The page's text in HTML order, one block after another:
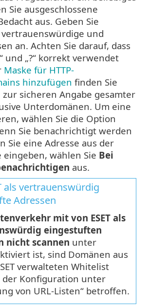
Sie ausgeschlossene
aus. Geben Sie
und
an. Achten Sie darauf, dass
und „?“ korrekt verwendet
Maske für HTTP-
hinzufügen finden Sie
sicheren Angabe gesamter
Unterdomänen. Um eine
wählen Sie die Option
Sie benachrichtigt werden
Sie eine Adresse aus der
wählen Sie Bei
aus.
als vertrauenswürdig
Adressen
mit von ESET als
eingestuften
nicht scannen unter
ist, sind Domänen aus
verwalteten Whitelist
der Konfiguration unter
von URL-Listen“ betroffen.